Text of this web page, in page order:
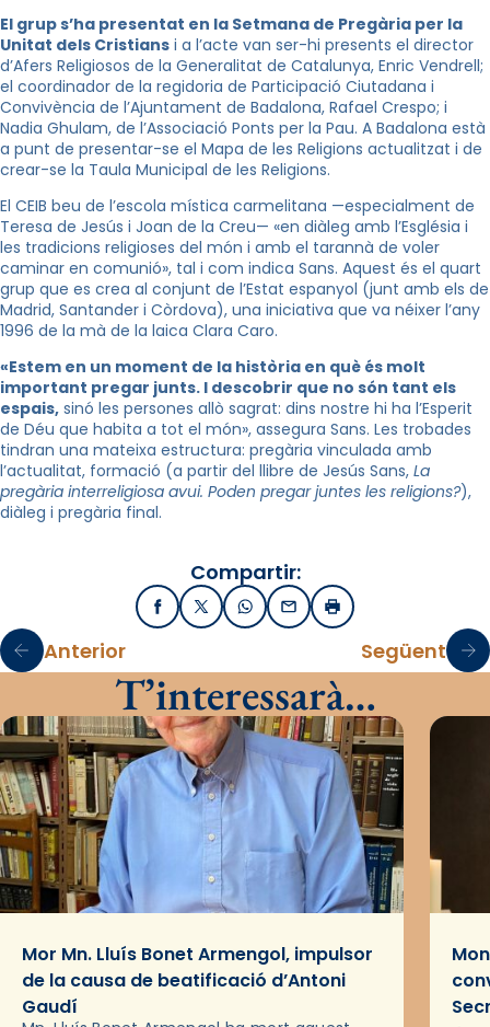
El grup s’ha presentat en la Setmana de Pregària per la
Unitat dels Cristians i a l’acte van ser-hi presents el director
d’Afers Religiosos de la Generalitat de Catalunya, Enric Vendrell;
el coordinador de la regidoria de Participació Ciutadana i
Convivència de l’Ajuntament de Badalona, Rafael Crespo; i
Nadia Ghulam, de l’Associació Ponts per la Pau. A Badalona està
a punt de presentar-se el Mapa de les Religions actualitzat i de
crear-se la Taula Municipal de les Religions.
El CEIB beu de l’escola mística carmelitana —especialment de
Teresa de Jesús i Joan de la Creu— «en diàleg amb l’Església i
les tradicions religioses del món i amb el tarannà de voler
caminar en comunió», tal i com indica Sans. Aquest és el quart
grup que es crea al conjunt de l’Estat espanyol (junt amb els de
Madrid, Santander i Còrdova), una iniciativa que va néixer l’any
1996 de la mà de la laica Clara Caro.
«Estem en un moment de la història en què és molt
important pregar junts. I descobrir que no són tant els
espais, sinó les persones allò sagrat: dins nostre hi ha l’Esperit
de Déu que habita a tot el món», assegura Sans. Les trobades
tindran una mateixa estructura: pregària vinculada amb
l’actualitat, formació (a partir del llibre de Jesús Sans, La
pregària interreligiosa avui. Poden pregar juntes les religions?),
diàleg i pregària final.
Compartir:
FacebookX / TwitterWhatsApp
EmailImprimir
Anterior Següent
T’interessarà…
Mor Mn. Lluís Bonet Armengol, impulsor
de la causa de beatificació d’Antoni
Gaudí